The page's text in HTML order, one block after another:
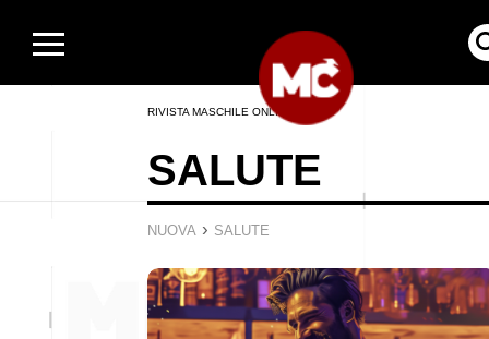
RIVISTA MASCHILE ONLINE
SALUTE
NUOVA › SALUTE